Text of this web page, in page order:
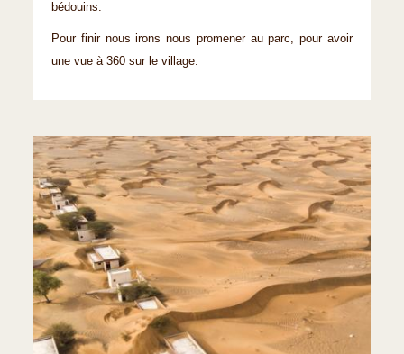
bédouins.
Pour finir nous irons nous promener au parc, pour avoir
une vue à 360 sur le village.